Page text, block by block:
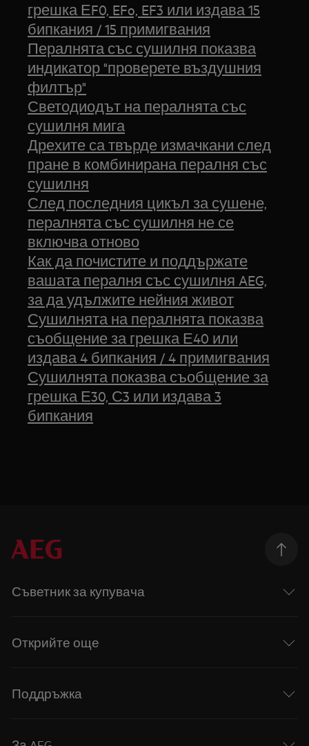
грешка ЕF0, EFo, EF3 или издава 15
бипкания / 15 примигвания
Пералнята със сушилня показва
индикатор "проверете въздушния
филтър"
Светодиодът на пералнята със
сушилня мига
Дрехите са твърде измачкани след
пране в комбинирана пералня със
сушилня
След последния цикъл за сушене,
пералнята със сушилня не се
включва отново
Как да почистите и поддържате
вашата пералня със сушилня AEG,
за да удължите нейния живот
Сушилнята на пералнята показва
съобщение за грешка Е40 или
издава 4 бипкания / 4 примигвания
Сушилнята показва съобщение за
грешка Е30, С3 или издава 3
бипкания
Съветник за купувача
Открийте още
Поддръжка